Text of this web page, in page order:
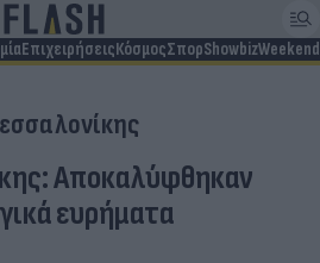
ΕπιχειρήσειςΚόσμοςΣπορShowbizWeekend
Αποκαλύφθηκαν
ευρήματα